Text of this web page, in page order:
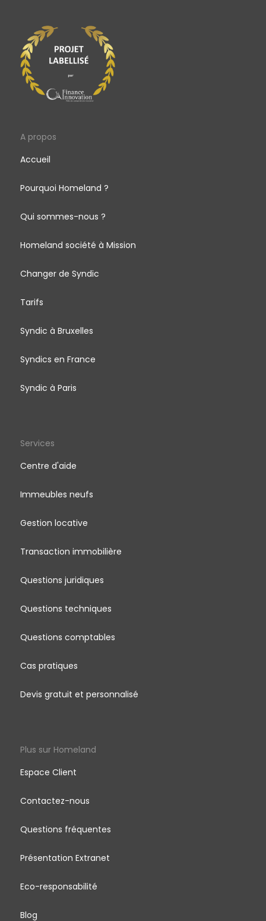
A propos
Accueil
Pourquoi Homeland ?
Qui sommes-nous ?
Homeland société à Mission
Changer de Syndic
Tarifs
Syndic à Bruxelles
Syndics en France
Syndic à Paris
Services
Centre d'aide
Immeubles neufs
Gestion locative
Transaction immobilière
Questions juridiques
Questions techniques
Questions comptables
Cas pratiques
Devis gratuit et personnalisé
Plus sur Homeland
Espace Client
Contactez-nous
Questions fréquentes
Présentation Extranet
Eco-responsabilité
Blog